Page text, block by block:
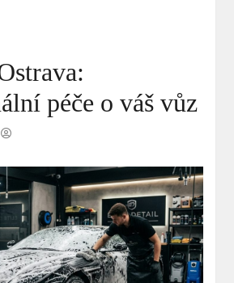
péče o váš vůz